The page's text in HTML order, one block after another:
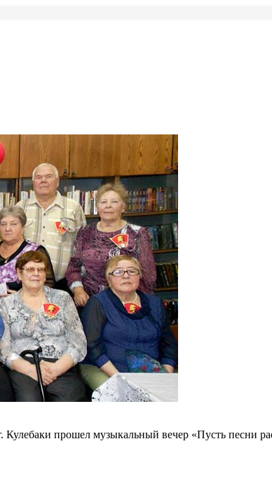
прошел музыкальный вечер «Пусть песни